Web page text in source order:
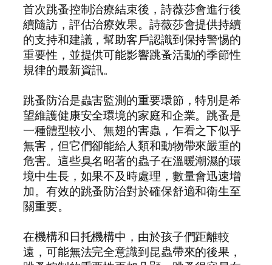
首次跳蚤控制治療結束後，詩薇莎會進行後
續隨訪，評估治療效果。詩薇莎會提供持續
的支持和建議，幫助客戶認識到保持警惕的
重要性，並提供可能影響跳蚤活動的季節性
規律的最新資訊。
跳蚤防治是蟲害監測的重要環節，特別是希
望維護健康安全環境的家庭和企業。跳蚤是
一種體型較小、無翅的害蟲，乍看之下似乎
無害，但它們卻能給人類和動物帶來嚴重的
危害。這些臭名昭著的蟲子在溫暖潮濕的環
境中生長，如果不及時處理，數量會迅速增
加。有效的跳蚤防治對於確保舒適和衛生至
關重要。
在機構和日托機構中，由於孩子們距離較
遠，可能無法完全意識到昆蟲帶來的後果，